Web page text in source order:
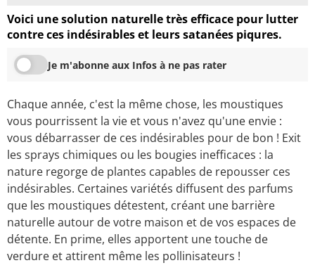
Voici une solution naturelle très efficace pour lutter
contre ces indésirables et leurs satanées piqures.
Je m'abonne aux Infos à ne pas rater
Chaque année, c'est la même chose, les moustiques
vous pourrissent la vie et vous n'avez qu'une envie :
vous débarrasser de ces indésirables pour de bon ! Exit
les sprays chimiques ou les bougies inefficaces : la
nature regorge de plantes capables de repousser ces
indésirables. Certaines variétés diffusent des parfums
que les moustiques détestent, créant une barrière
naturelle autour de votre maison et de vos espaces de
détente. En prime, elles apportent une touche de
verdure et attirent même les pollinisateurs !